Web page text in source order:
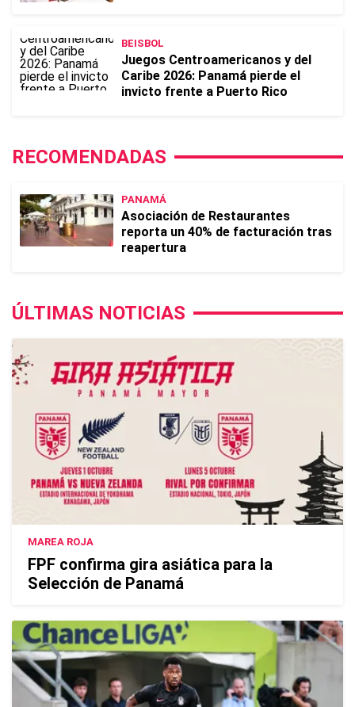
BEISBOL
Juegos Centroamericanos y del
Caribe 2026: Panamá pierde el
invicto frente a Puerto Rico
RECOMENDADAS
PANAMÁ
Asociación de Restaurantes
reporta un 40% de facturación tras
reapertura
ÚLTIMAS NOTICIAS
MAREA ROJA
FPF confirma gira asiática para la
Selección de Panamá